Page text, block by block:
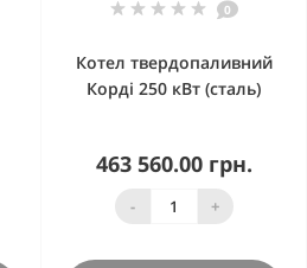
0
Котел твердопаливний
Корді 250 кВт (сталь)
463 560.00 грн.
- +